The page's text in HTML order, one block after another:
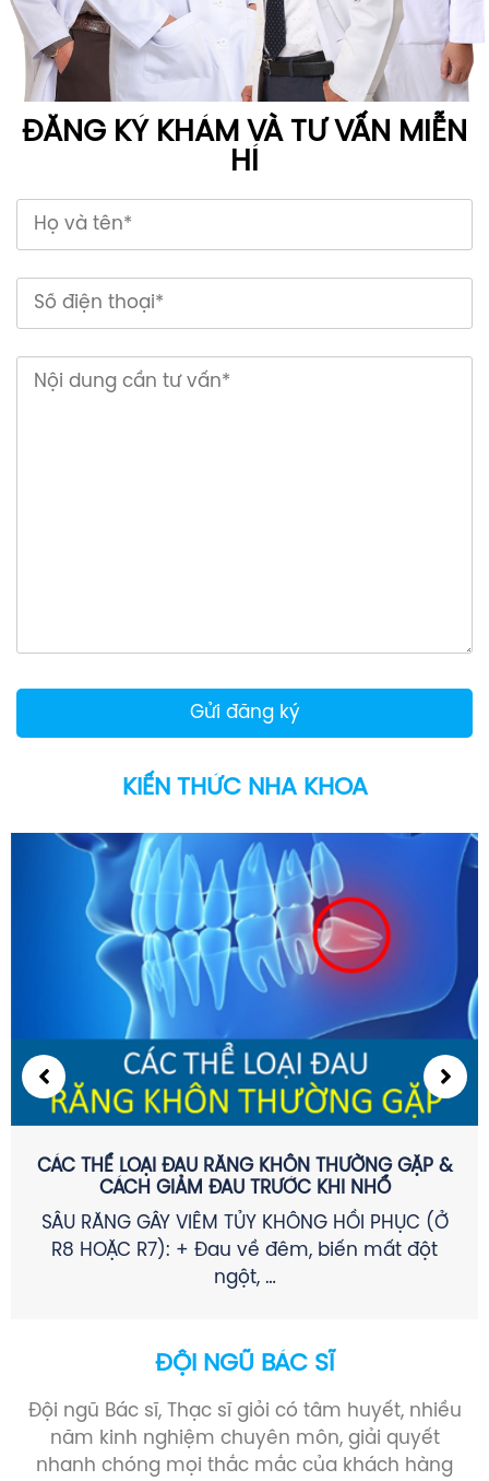
ĐĂNG KÝ KHÁM VÀ TƯ VẤN MIỄN
HÍ
KIẾN THỨC NHA KHOA
CÁC THỂ LOẠI ĐAU RĂNG KHÔN THƯỜNG GẶP &
CÁCH GIẢM ĐAU TRƯỚC KHI NHỔ
SÂU RĂNG GÂY VIÊM TỦY KHÔNG HỒI PHỤC (Ở
R8 HOẶC R7): + Đau về đêm, biến mất đột
ngột, …
ĐỘI NGŨ BÁC SĨ
Đội ngũ Bác sĩ, Thạc sĩ giỏi có tâm huyết, nhiều
năm kinh nghiệm chuyên môn, giải quyết
nhanh chóng mọi thắc mắc của khách hàng